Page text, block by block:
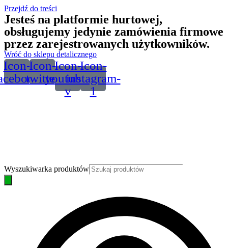
Przejdź do treści
Jesteś na platformie hurtowej,
obsługujemy jedynie zamówienia firmowe
przez zarejestrowanych użytkowników.
Wróć do sklepu detalicznego
Icon-Icon-
twitter
Icon-
youtube-
v
Icon-
instagram-
1
Wyszukiwarka produktów